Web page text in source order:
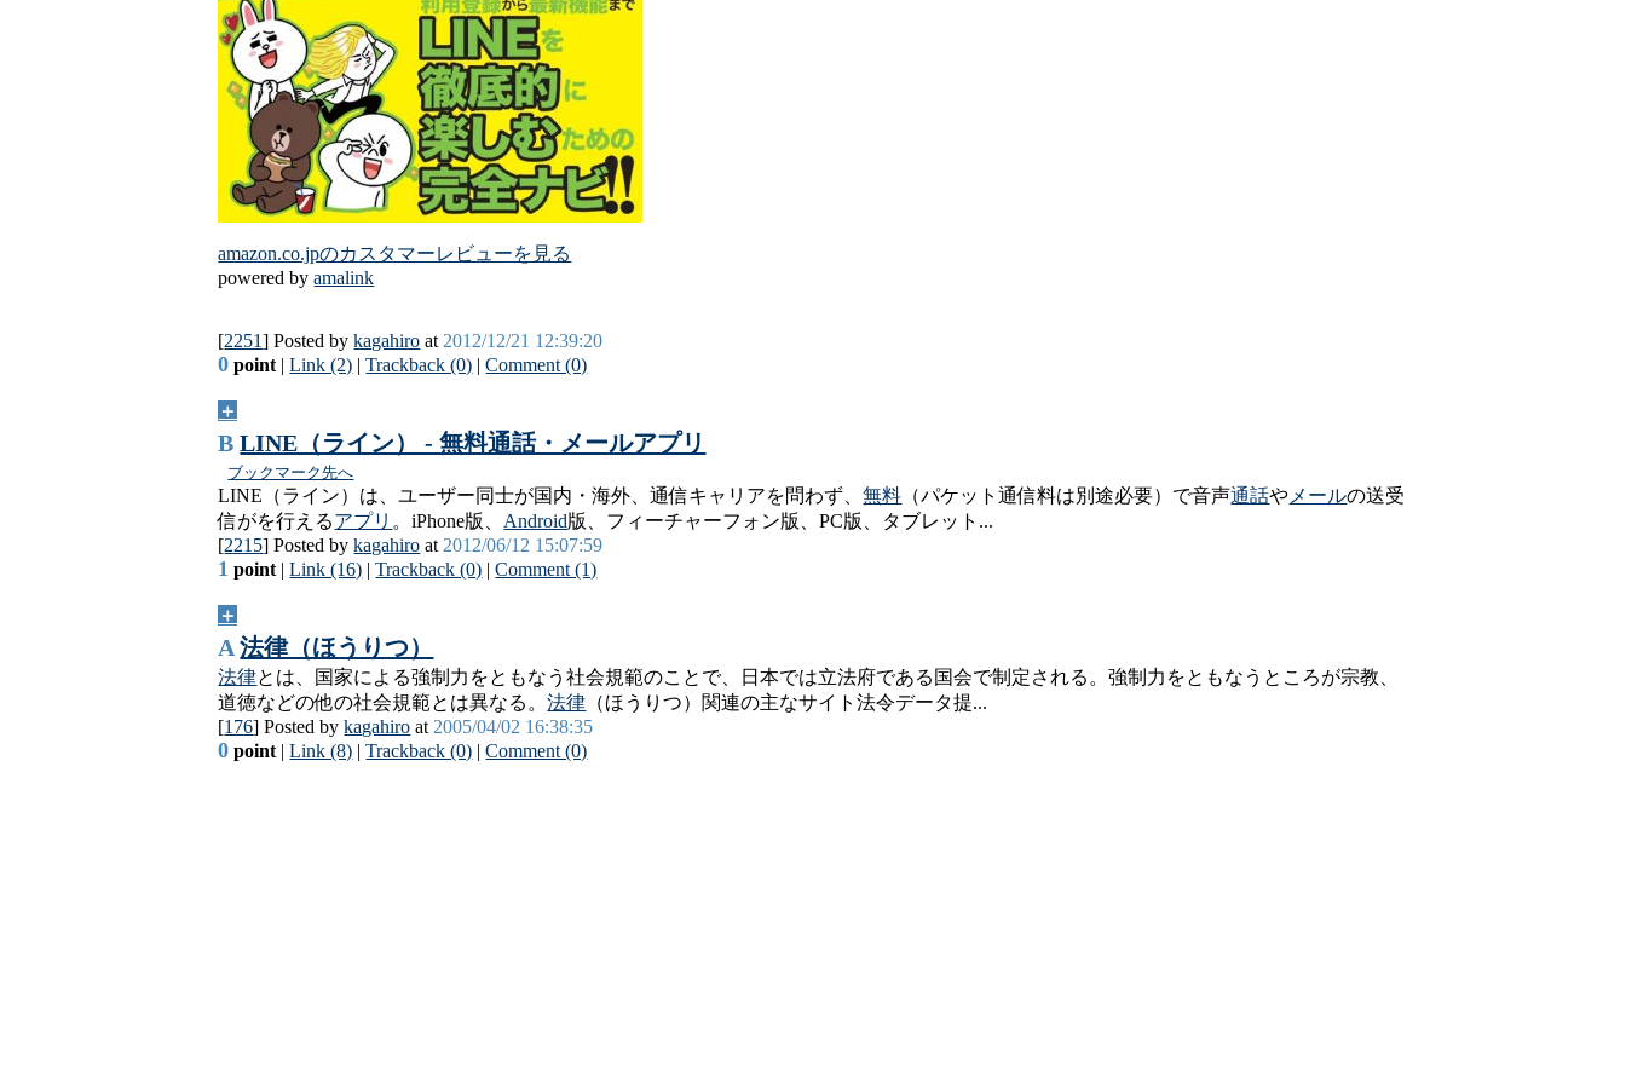
amazon.co.jpのカスタマーレビューを見る
powered byamalink
[2251] Posted bykagahiro at 2012/12/21 12:39:20
0 point |Link (2) |Trackback (0) |Comment (0)
＋
B LINE（ライン） - 無料通話・メールアプリ
ブックマーク先へ
LINE（ライン）は、ユーザー同士が国内・海外、通信キャリアを問わず、無料 （パケット通信料は別途必要）で音声通話や メールの送受
信がを行えるアプリ 。iPhone版、 Android版、フィーチャーフォン版、PC版、タブレット...
[2215] Posted bykagahiro at 2012/06/12 15:07:59
1 point |Link (16) |Trackback (0) |Comment (1)
＋
A 法律（ほうりつ）
法律とは、国家による強制力をともなう社会規範のことで、日本では立法府である国会で制定される。強制力をともなうところが宗教、
道徳などの他の社会規範とは異なる。法律 （ほうりつ）関連の主なサイト法令データ提...
[176] Posted bykagahiro at 2005/04/02 16:38:35
0 point |Link (8) |Trackback (0) |Comment (0)